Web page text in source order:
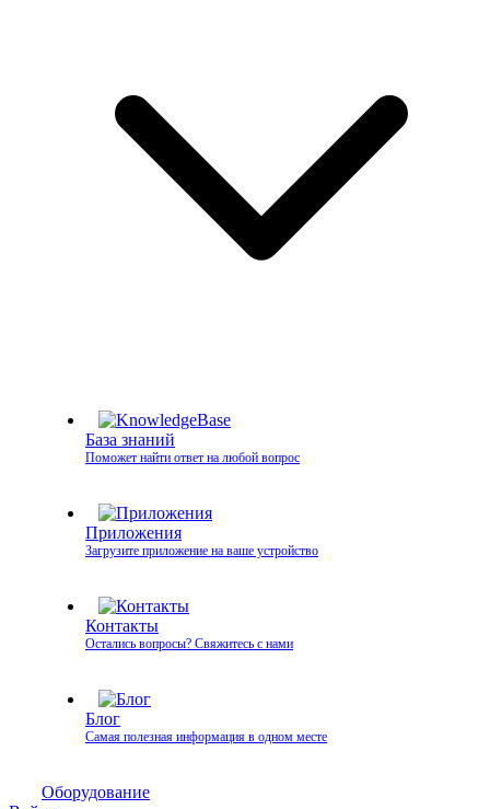
База знаний
Поможет найти ответ на любой вопрос
Приложения
Загрузите приложение на ваше устройство
Контакты
Остались вопросы? Свяжитесь с нами
Блог
Самая полезная информация в одном месте
Оборудование